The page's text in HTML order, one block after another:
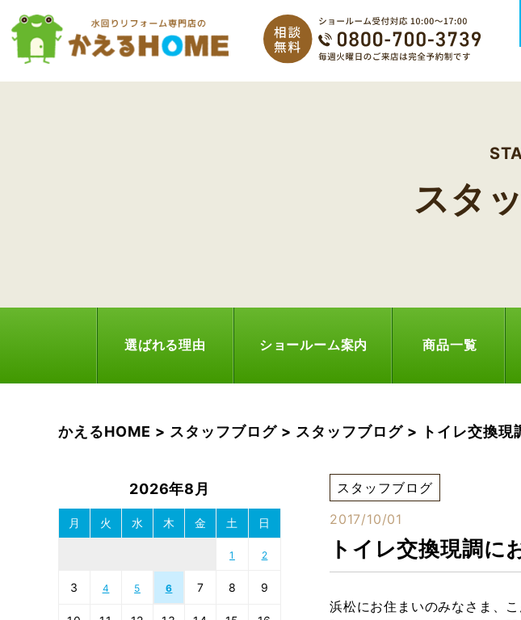
スタ
選ばれる理由 ショールーム案内 商品一覧
かえるHOME > スタッフブログ > スタッフブログ > トイレ交換現
スタッフブログ
2017/10/01
トイレ交換現調に
浜松にお住まいのみなさま、こ
2026年8月
月 火 水 木 金 土 日
1 2
3 4 5 6 7 8 9